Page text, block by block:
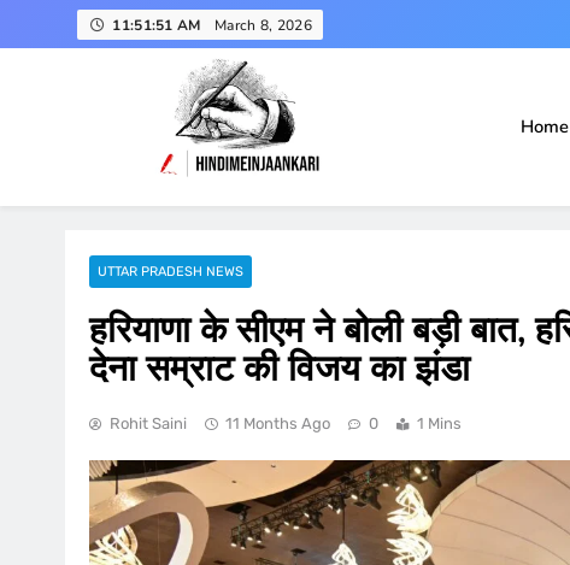
to
11:51:53 AM March 8, 2026
Home
UTTAR PRADESH NEWS
हरियाणा के सीएम ने बोली बड़ी बात,
देना सम्राट की विजय का झंडा
Rohit Saini 11 Months Ago 0 1 Mins